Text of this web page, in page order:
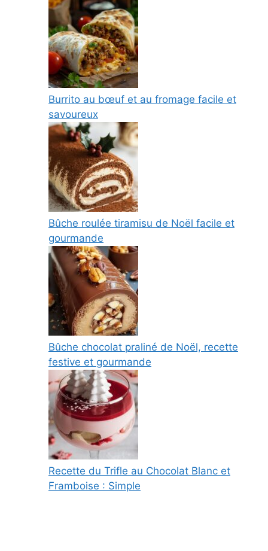
Burrito au bœuf et au fromage facile et
savoureux
Bûche roulée tiramisu de Noël facile et
gourmande
Bûche chocolat praliné de Noël, recette
festive et gourmande
Recette du Trifle au Chocolat Blanc et
Framboise : Simple